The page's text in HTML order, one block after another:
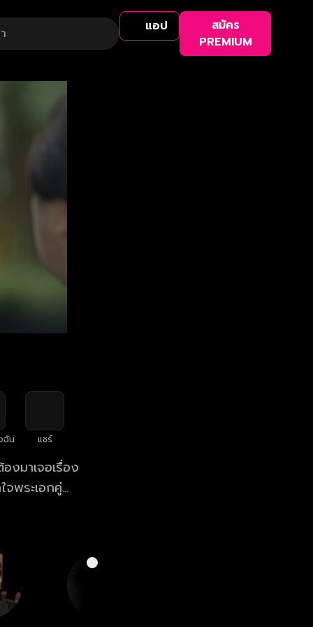
แอป
สมัคร
PREMIUM
ฉัน แชร์
มาเจอเรื่อง
จพระเอกคู่
งงาน โดย